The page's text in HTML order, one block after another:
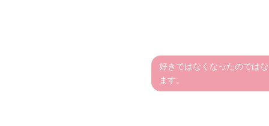
好きではなくなったのでは
ます。